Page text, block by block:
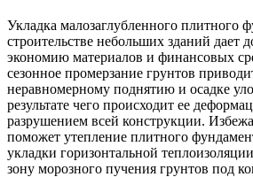
Укладка малозаглубленного плитного
строительстве небольших зданий дает
экономию материалов и финансовых
сезонное промерзание грунтов
неравномерному поднятию и осадке
результате чего происходит ее
разрушением всей конструкции.
поможет утепление плитного
укладки горизонтальной
зону морозного пучения грунтов под